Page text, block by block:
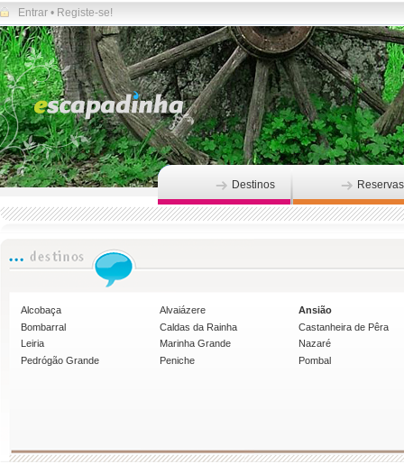
Entrar • Registe-se!
Destinos Reservas
Alcobaça Alvaiázere
Ansião
Bombarral
Caldas da Rainha
Castanheira de Pêra
Leiria
Marinha Grande
Nazaré
Pedrógão Grande
Peniche Pombal